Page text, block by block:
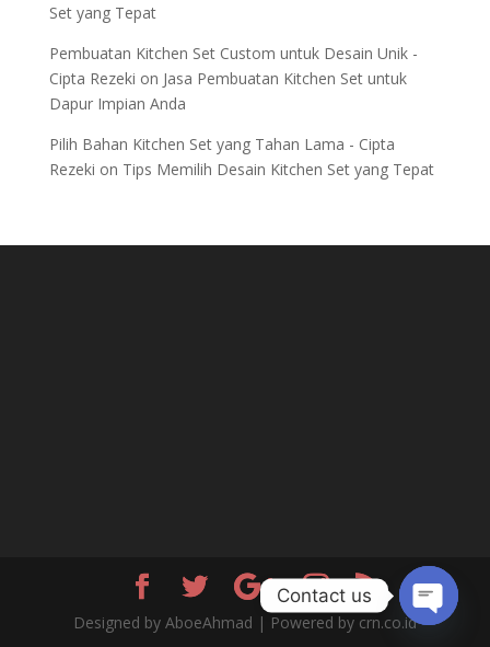
Set yang Tepat
Pembuatan Kitchen Set Custom untuk Desain Unik -
Cipta Rezeki on Jasa Pembuatan Kitchen Set untuk
Dapur Impian Anda
Pilih Bahan Kitchen Set yang Tahan Lama - Cipta
Rezeki on Tips Memilih Desain Kitchen Set yang Tepat
Designed by AboeAhmad | Powered by crn.co.id
Contact us